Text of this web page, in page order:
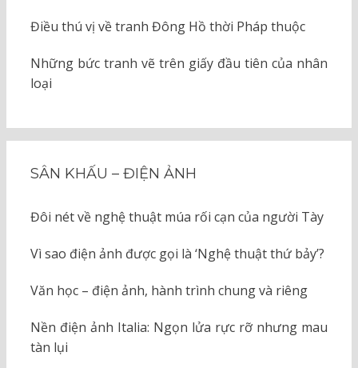
Điều thú vị về tranh Đông Hồ thời Pháp thuộc
Những bức tranh vẽ trên giấy đầu tiên của nhân
loại
SÂN KHẤU – ĐIỆN ẢNH
Đôi nét về nghệ thuật múa rối cạn của người Tày
Vì sao điện ảnh được gọi là ‘Nghệ thuật thứ bảy’?
Văn học – điện ảnh, hành trình chung và riêng
Nền điện ảnh Italia: Ngọn lửa rực rỡ nhưng mau
tàn lụi